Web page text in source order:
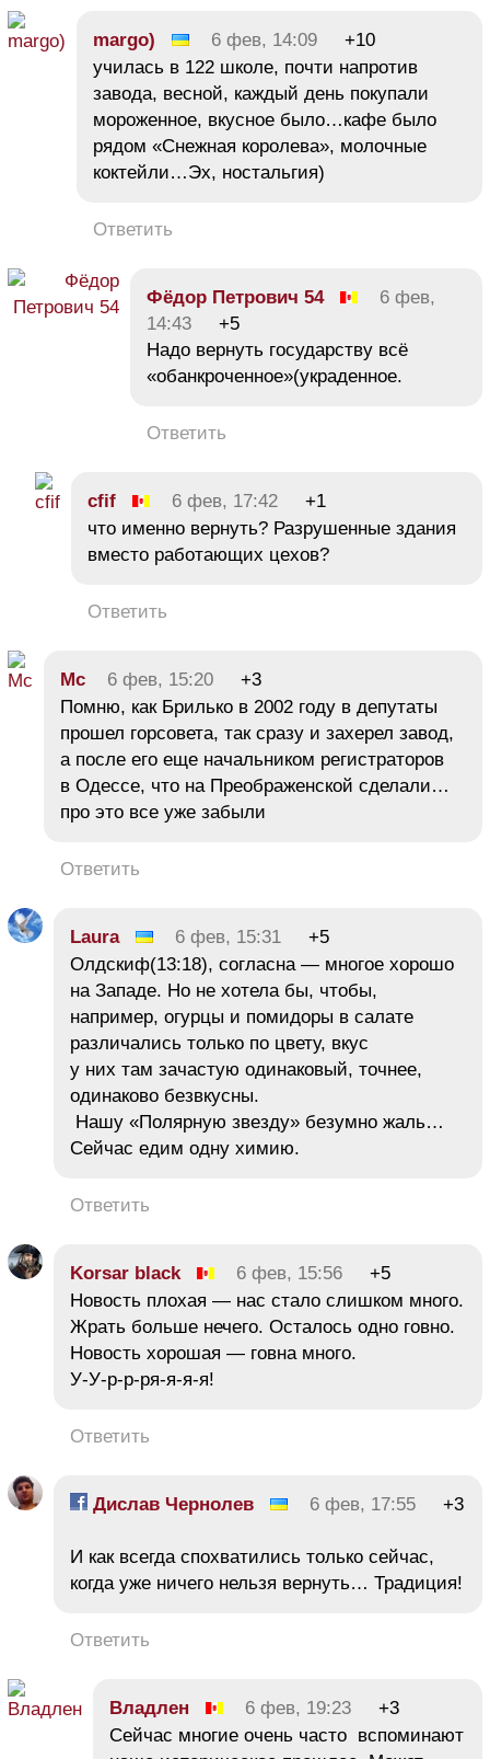
margo) 6 фев, 14:09
+10
училась в 122 школе, почти напротив
завода, весной, каждый день покупали
мороженное, вкусное было…кафе было
рядом «Снежная королева», молочные
коктейли…Эх, ностальгия)
Ответить
Фёдор Петрович 54
6 фев,
14:43
+5
Надо вернуть государству всё
«обанкроченное»(украденное.
Ответить
cfif 6 фев, 17:42
+1
что именно вернуть? Разрушенные здания
вместо работающих цехов?
Ответить
Mc 6 фев, 15:20
+3
Помню, как Брилько в 2002 году в депутаты
прошел горсовета, так сразу и захерел завод,
а после его еще начальником регистраторов
в Одессе, что на Преображенской сделали…
про это все уже забыли
Ответить
Laura 6 фев, 15:31
+5
Олдскиф(13:18), согласна — многое хорошо
на Западе. Но не хотела бы, чтобы,
например, огурцы и помидоры в салате
различались только по цвету, вкус
у них там зачастую одинаковый, точнее,
одинаково безвкусны.
Нашу «Полярную звезду» безумно жаль…
Сейчас едим одну химию.
Ответить
Korsar black 6 фев, 15:56
+5
Новость плохая — нас стало слишком много.
Жрать больше нечего. Осталось одно говно.
Новость хорошая — говна много.
У-У-р-р-ря-я-я-я!
Ответить
Дислав Чернолев 6 фев, 17:55 +3
И как всегда спохватились только сейчас,
когда уже ничего нельзя вернуть… Традиция!
Ответить
Владлен 6 фев, 19:23
+3
Сейчас многие очень часто вспоминают